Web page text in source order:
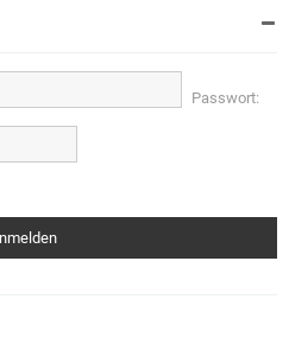
Passwort: